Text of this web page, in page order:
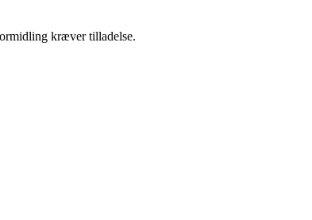
kræver tilladelse.